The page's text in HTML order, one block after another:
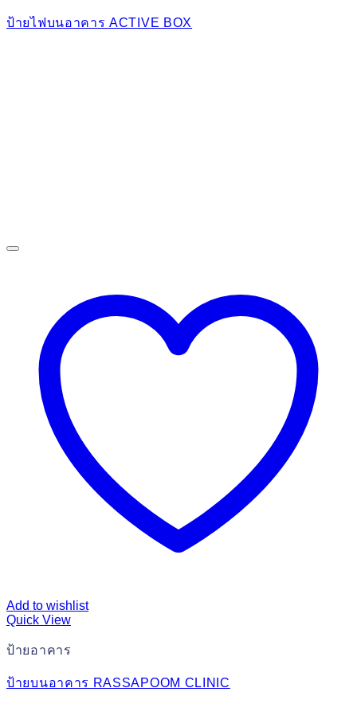
ป้ายไฟบนอาคาร ACTIVE BOX
Add to wishlist
Quick View
ป้ายอาคาร
ป้ายบนอาคาร RASSAPOOM CLINIC